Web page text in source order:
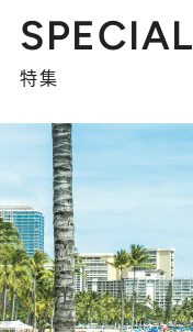
SPECIAL
特集